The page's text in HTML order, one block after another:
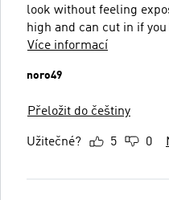
look without feeling
high and can cut in if
Více informací
noro49
Přeložit do češtiny
Užitečné? 5 0